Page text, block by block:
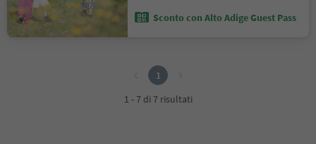
Sconto con Alto Adige Guest Pass
1
1 - 7 di 7 risultati